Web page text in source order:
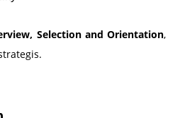
Selection and Orientation,